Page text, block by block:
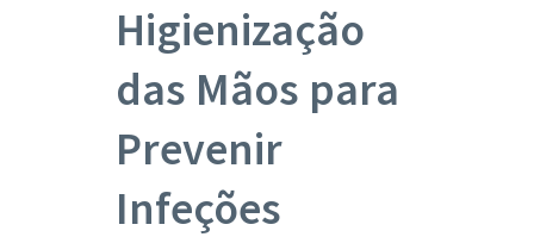
Higienização
das Mãos para
Prevenir
Infeções